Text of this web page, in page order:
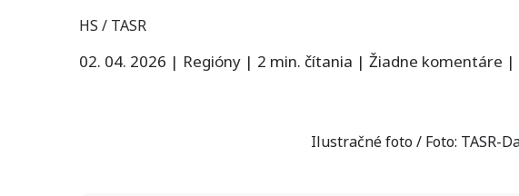
HS / TASR
02. 04. 2026 | Regióny | 2 min. čítania | Žiadne komentáre |
Ilustračné foto / Foto: TASR-